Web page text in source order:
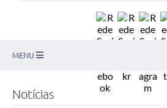
MENU
Notícias